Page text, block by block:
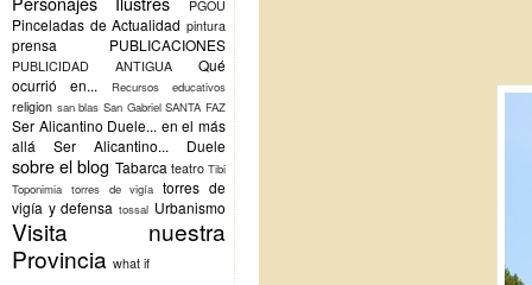
PGOU
Pinceladas de Actualidad pintura
prensa PUBLICACIONES
PUBLICIDAD ANTIGUA
Qué
ocurrió en...
Recursos educativos
religion san blas San Gabriel SANTA FAZ
Ser Alicantino Duele... en el más
allá
Ser Alicantino... Duele
sobre el blog Tabarca teatro Tibi
Toponimia torres de vigía torres de
vigía y defensa tossal Urbanismo
Visita nuestra
Provincia what if